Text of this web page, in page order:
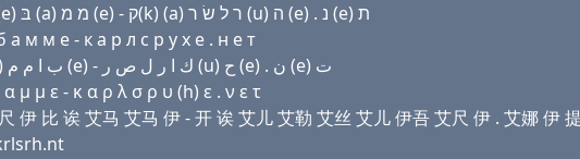
Domain name with Hebrew letters ה (e) בּ (a) מ מ (e) - ק(k) (a) ר ל שׂ ר (u) ה (e) . נ (e) ת
м м e - к a р л с р у х e . н e т
Domain name with Arabic letters ﺡ (e) ﺏ ﺍ ﻡ ﻡ (e) - ﻙ ﺍ ﺭ ﻝ ﺹ ﺭ (u) ﺡ (e) . ﻥ (e) ﺕ
μ ε - κ α ρ λ σ ρ υ (h) ε . ν ε τ
比 诶 艾马 艾马 伊 - 开 诶 艾儿 艾勒 艾丝 艾儿 伊吾 艾尺 伊 . 艾娜 伊 提